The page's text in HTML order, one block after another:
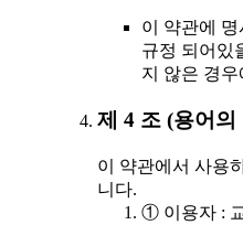
이 약관에
규정 되어있
지 않은 경
제 4 조 (용어의
이 약관에서 사용
니다.
① 이용자 :